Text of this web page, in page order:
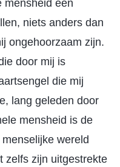
mensheid een
niets anders dan
ongehoorzaam zijn.
door mij is
die mij
lang geleden door
mensheid is de
wereld
zelfs zijn uitgestrekte